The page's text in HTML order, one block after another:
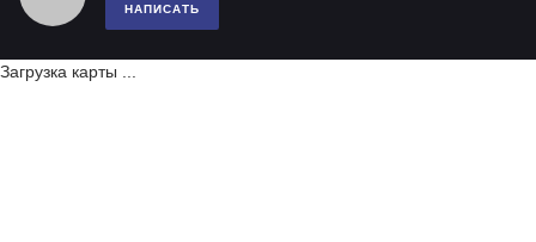
НАПИСАТЬ
Загрузка карты ...